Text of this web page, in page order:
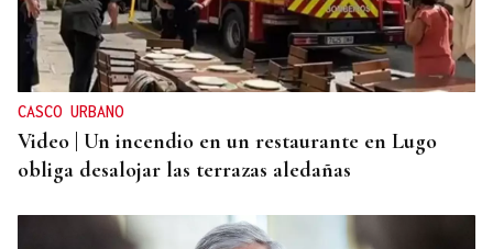
CASCO URBANO
Video | Un incendio en un restaurante en Lugo
obliga desalojar las terrazas aledañas